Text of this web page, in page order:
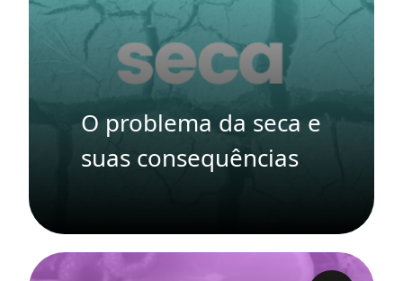
O problema da seca e
suas consequências